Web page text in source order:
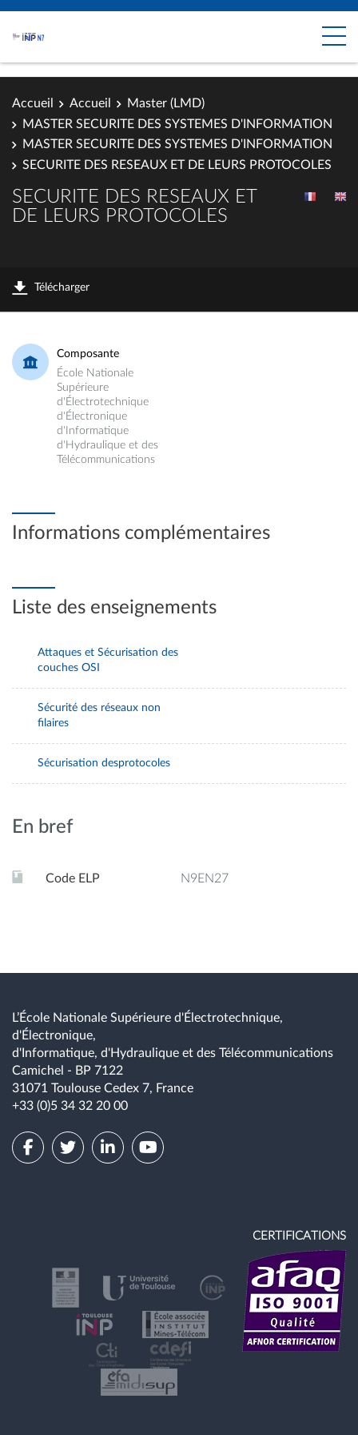
Accueil Accueil
Master (LMD)
MASTER SECURITE DES SYSTEMES D'INFORMATION
MASTER SECURITE DES SYSTEMES D'INFORMATION
SECURITE DES RESEAUX ET DE LEURS PROTOCOLES
SECURITE DES RESEAUX ET
DE LEURS PROTOCOLES
Télécharger
Composante
École Nationale
Supérieure
d'Électrotechnique
d'Électronique
d'Informatique
d'Hydraulique et des
Télécommunications
Informations complémentaires
Liste des enseignements
Attaques et Sécurisation des
couches OSI
Sécurité des réseaux non
filaires
Sécurisation desprotocoles
En bref
Code ELP N9EN27
L’École Nationale Supérieure d'Électrotechnique,
d'Électronique,
d'Informatique, d'Hydraulique et des Télécommunications
Camichel - BP 7122
31071 Toulouse Cedex 7, France
+33 (0)5 34 32 20 00
CERTIFICATIONS